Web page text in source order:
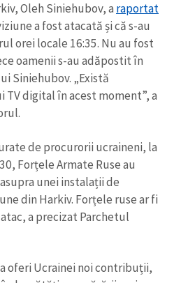
Oleh Siniehubov, a raportat
a fost atacată și că s-au
orei locale 16:35. Nu au fost
oamenii s-au adăpostit în
Siniehubov. „Există
digital în acest moment”, a
de procurorii ucraineni, la
Forțele Armate Ruse au
unei instalații de
din Harkiv. Forțele ruse ar fi
a precizat Parchetul
oferi Ucrainei noi contribuții,